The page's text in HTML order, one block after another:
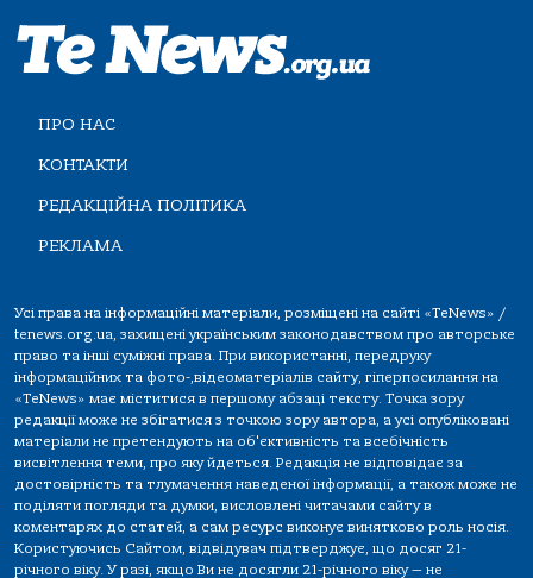
ПРО НАС
КОНТАКТИ
РЕДАКЦІЙНА ПОЛІТИКА
РЕКЛАМА
Усі права на інформаційні матеріали, розміщені на сайті «TeNews» /
tenews.org.ua, захищені українським законодавством про авторське
право та інші суміжні права. При використанні, передруку
інформаційних та фото-,відеоматеріалів сайту, гіперпосилання на
«TeNews» має міститися в першому абзаці тексту. Точка зору
редакції може не збігатися з точкою зору автора, а усі опубліковані
матеріали не претендують на об'єктивність та всебічність
висвітлення теми, про яку йдеться. Редакція не відповідає за
достовірність та тлумачення наведеної інформації, а також може не
поділяти погляди та думки, висловлені читачами сайту в
коментарях до статей, а сам ресурс виконує винятково роль носія.
Користуючись Сайтом, відвідувач підтверджує, що досяг 21-
річного віку. У разі, якщо Ви не досягли 21-річного віку — не